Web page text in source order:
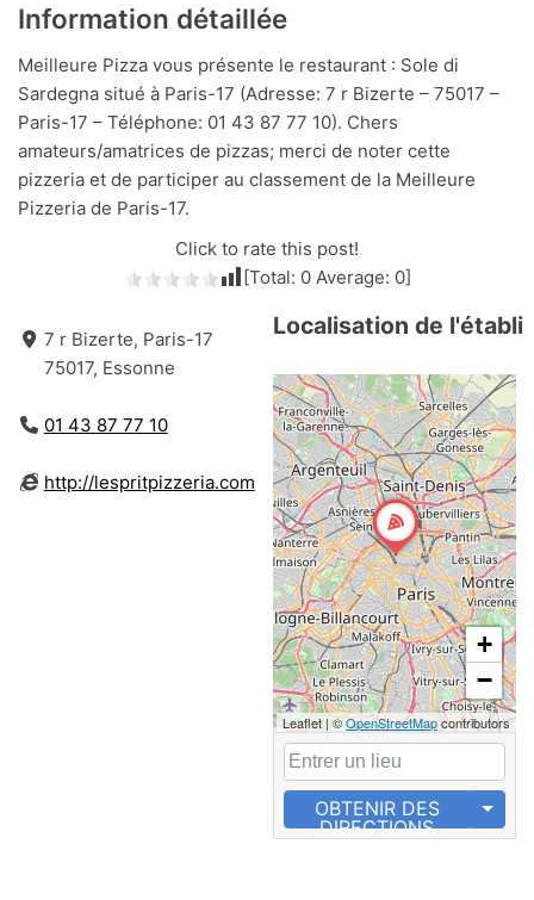
Information détaillée
Meilleure Pizza vous présente le restaurant : Sole di
Sardegna situé à Paris-17 (Adresse: 7 r Bizerte – 75017 –
Paris-17 – Téléphone: 01 43 87 77 10). Chers
amateurs/amatrices de pizzas; merci de noter cette
pizzeria et de participer au classement de la Meilleure
Pizzeria de Paris-17.
Click to rate this post!
[Total: 0Average: 0]
7 r Bizerte, Paris-17
75017, Essonne
01 43 87 77 10
http://lespritpizzeria.com
Localisation de
+
−
Leaflet |©OpenStreetMapcontributors
OBTENIR DES
DIRECTIONS